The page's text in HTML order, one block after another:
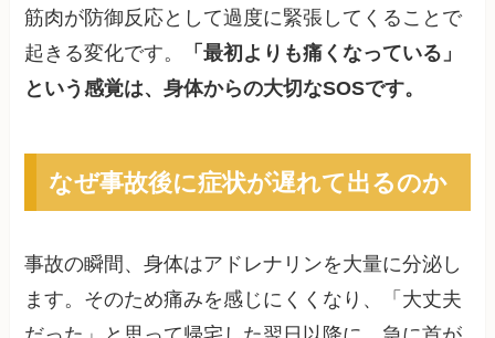
筋肉が防御反応として過度に緊張してくることで
起きる変化です。
「最初よりも痛くなっている」
という感覚は、身体からの大切なSOSです。
なぜ事故後に症状が遅れて出るのか
事故の瞬間、身体はアドレナリンを大量に分泌し
ます。そのため痛みを感じにくくなり、「大丈夫